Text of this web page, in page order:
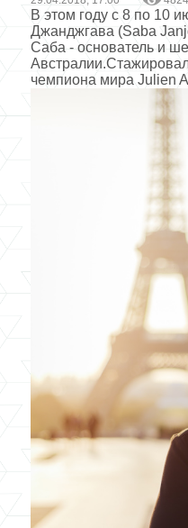
В этом году с 8 по 10
Джанджгава (Saba
Саба - основатель и
чемпиона мира Julien